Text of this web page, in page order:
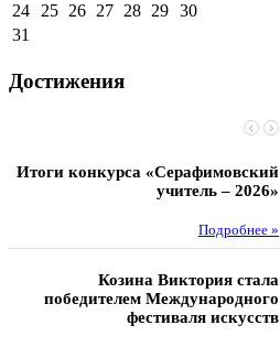
24 25 26 27 28 29 30
31
Достижения
Итоги конкурса «Серафимовский
учитель – 2026»
Подробнее »
Козина Виктория стала
победителем Международного
фестиваля искусств